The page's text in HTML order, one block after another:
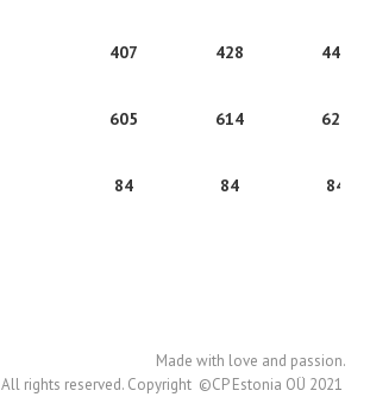
407 428 445
605 614 623
84 84 84
Made with love and passion.
All rights reserved. Copyright ©CP Estonia OÜ 2021